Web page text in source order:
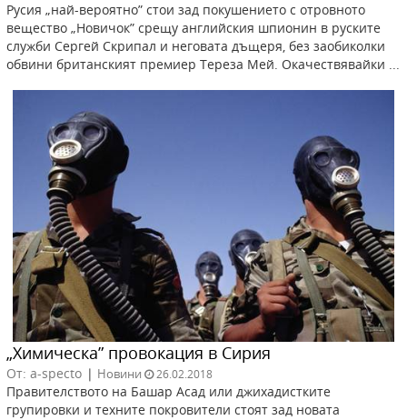
Русия „най-вероятно” стои зад покушението с отровното
вещество „Новичок” срещу английския шпионин в руските
служби Сергей Скрипал и неговата дъщеря, без заобиколки
обвини британският премиер Тереза Мей. Окачествявайки ...
„Химическа” провокация в Сирия
От: a-specto | Новини 26.02.2018
Правителството на Башар Асад или джихадистките
групировки и техните покровители стоят зад новата